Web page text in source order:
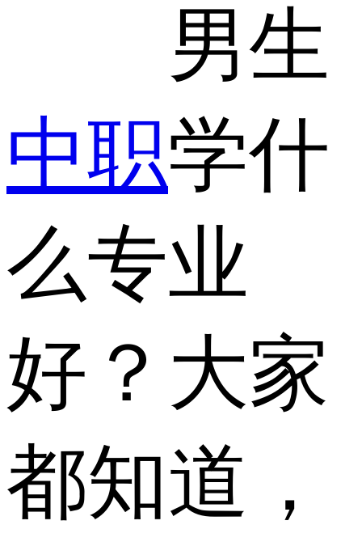
男生
中职学什
么专业
好？大家
都知道，